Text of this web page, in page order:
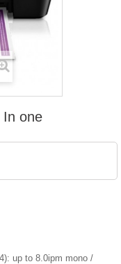
In one
up to 8.0ipm mono /